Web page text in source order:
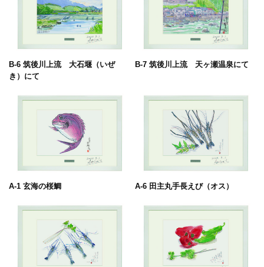
B-6 筑後川上流 大石堰（いぜ
き）にて
B-7 筑後川上流 天ヶ瀬温泉にて
A-1 玄海の桜鯛 A-6 田主丸手長えび（オス）